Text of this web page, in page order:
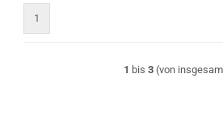
1
1 bis 3 (von